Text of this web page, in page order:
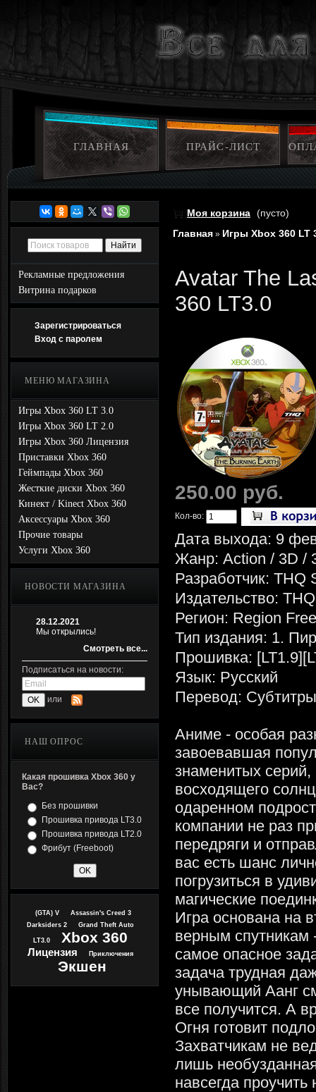
ГЛАВНАЯ ПРАЙС-ЛИСТ
Рекламные предложения
Витрина подарков
Зарегистрироваться
Вход с паролем
МЕНЮ МАГАЗИНА
Игры Xbox 360 LT 3.0
Игры Xbox 360 LT 2.0
Игры Xbox 360 Лицензия
Приставки Xbox 360
Геймпады Xbox 360
Жесткие диски Xbox 360
Кинект / Kinect Xbox 360
Аксессуары Xbox 360
Прочие товары
Услуги Xbox 360
НОВОСТИ МАГАЗИНА
28.12.2021
Мы открылись!
Смотреть все...
Подписаться на новости:
или
НАШ ОПРОС
Какая прошивка Xbox 360 у
Вас?
Без прошивки
Прошивка привода LT3.0
Прошивка привода LT2.0
Фрибут (Freeboot)
(GTA) V
Assassin's Creed 3
Darksiders 2
Grand Theft Auto
LT3.0 Xbox 360
Лицензия Приключения
Экшен
Моя корзина (пусто)
Главная » Игры Xbox 360 LT
Avatar The
360 LT3.0
250.00 руб.
Кол-во:
Дата выхода: 9
Жанр: Action / 3D /
Разработчик: THQ
Издательство: THQ
Регион: Region Free
Тип издания: 1.
Прошивка:
Язык: Русский
Перевод: Субтитры
Аниме - особая
завоевавшая
знаменитых
восходящего
одаренном
компании не раз
передряги и
вас есть шанс
погрузиться в
магические
Игра основана на
верным спутникам
самое опасное
задача трудная
унывающий Аанг
все получится. А
Огня готовит
Захватчикам не
лишь
навсегда проучить